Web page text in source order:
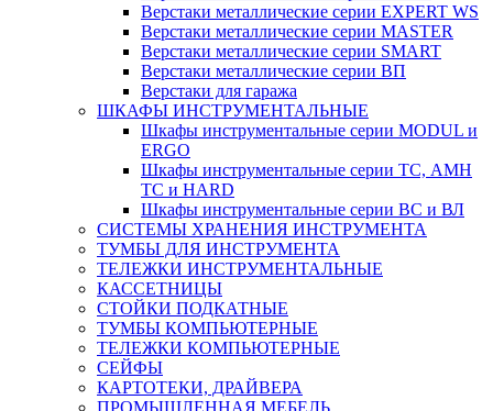
Верстаки металлические серии EXPERT WS
Верстаки металлические серии MASTER
Верстаки металлические серии SMART
Верстаки металлические серии ВП
Верстаки для гаража
ШКАФЫ ИНСТРУМЕНТАЛЬНЫЕ
Шкафы инструментальные серии MODUL и
ERGO
Шкафы инструментальные серии ТС, АМН
ТС и HARD
Шкафы инструментальные серии ВС и ВЛ
СИСТЕМЫ ХРАНЕНИЯ ИНСТРУМЕНТА
ТУМБЫ ДЛЯ ИНСТРУМЕНТА
ТЕЛЕЖКИ ИНСТРУМЕНТАЛЬНЫЕ
КАССЕТНИЦЫ
СТОЙКИ ПОДКАТНЫЕ
ТУМБЫ КОМПЬЮТЕРНЫЕ
ТЕЛЕЖКИ КОМПЬЮТЕРНЫЕ
СЕЙФЫ
КАРТОТЕКИ, ДРАЙВЕРА
ПРОМЫШЛЕННАЯ МЕБЕЛЬ